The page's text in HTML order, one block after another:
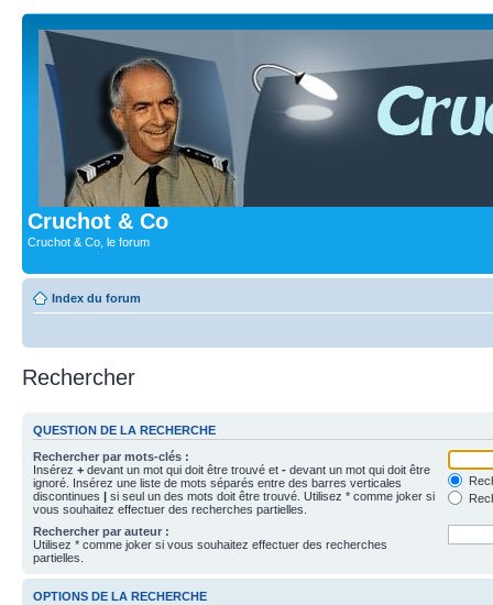
Cruchot & Co
Cruchot & Co, le forum
Index du forum
Rechercher
QUESTION DE LA RECHERCHE
Rechercher par mots-clés :
Insérez + devant un mot qui doit être trouvé et - devant un mot qui doit être
ignoré. Insérez une liste de mots séparés entre des barres verticales
discontinues | si seul un des mots doit être trouvé. Utilisez * comme joker si
vous souhaitez effectuer des recherches partielles.
Rechercher par auteur :
Utilisez * comme joker si vous souhaitez effectuer des recherches
partielles.
OPTIONS DE LA RECHERCHE